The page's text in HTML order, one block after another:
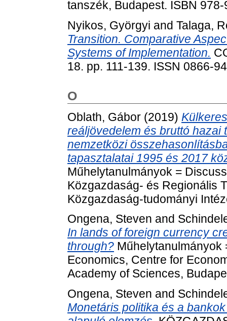
tanszék, Budapest. ISBN
Nyikos, Györgyi and Talaga,
Transition. Comparative
Systems of Implementation.
18. pp. 111-139. ISSN 0866-
O
Oblath, Gábor (2019)
reáljövedelem és bruttó
nemzetközi
tapasztalatai 1995 és 2017
Műhelytanulmányok =
Közgazdaság- és Regionális
Közgazdaság-tudományi
Ongena, Steven and
In lands of foreign currency
through? Műhelytanulmányok
Economics, Centre for
Academy of Sciences,
Ongena, Steven and
Monetáris politika és a